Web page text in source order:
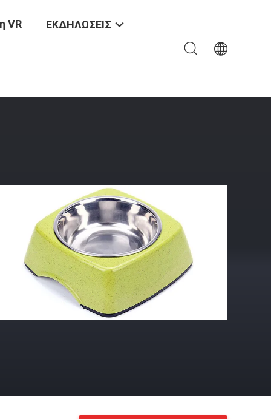
VR ΕΚΔΗΛΩΣΕΙΣ
Κατοικίδια Ζώα Και Γάτες Και Σκύλους